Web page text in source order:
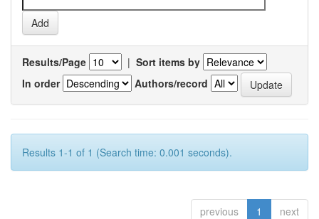
Results/Page | Sort items by
In order
Authors/record
Results 1-1 of 1 (Search time: 0.001 seconds).
previous 1 next